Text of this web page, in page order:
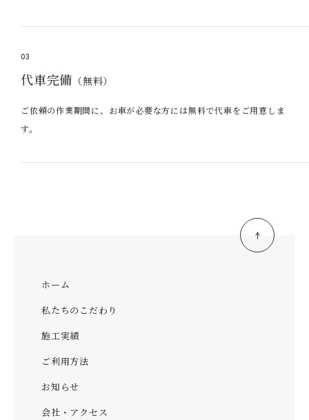
03
代車完備 （無料）
ご依頼の作業期間に、お車が必要な方には無料で代車をご用意しま
す。
ホーム
私たちのこだわり
施工実績
ご利用方法
お知らせ
会社・アクセス